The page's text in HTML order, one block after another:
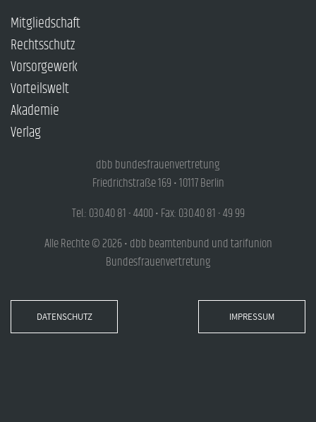
Mitgliedschaft
Rechtsschutz
Vorsorgewerk
Vorteilswelt
Akademie
Verlag
dbb bundesfrauenvertretung
Friedrichstraße 169 • 10117 Berlin
Tel.: 030.40 81 - 4400 • Fax: 030.40 81 - 49 99
Alle Rechte © 2026 • dbb beamtenbund und tarifunion
Bundesfrauenvertretung
DATENSCHUTZ IMPRESSUM